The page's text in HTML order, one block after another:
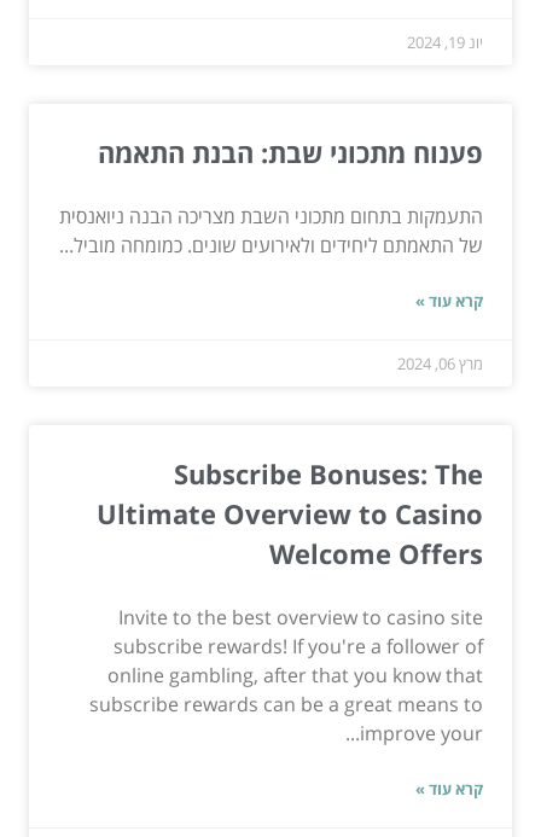
יונ 19, 2024
פענוח מתכוני שבת: הבנת התאמה
התעמקות בתחום מתכוני השבת מצריכה הבנה ניואנסית
של התאמתם ליחידים ולאירועים שונים. כמומחה מוביל...
קרא עוד »
מרץ 06, 2024
Subscribe Bonuses: The
Ultimate Overview to Casino
Welcome Offers
Invite to the best overview to casino site
subscribe rewards! If you're a follower of
online gambling, after that you know that
subscribe rewards can be a great means to
improve your...
קרא עוד »